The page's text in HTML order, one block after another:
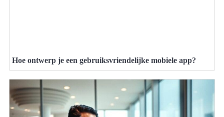
Hoe ontwerp je een gebruiksvriendelijke mobiele app?